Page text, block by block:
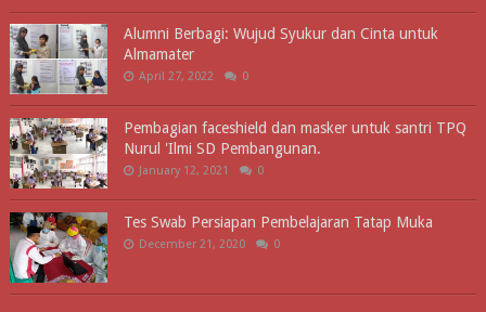
Alumni Berbagi: Wujud Syukur dan Cinta untuk
Almamater
April 27, 2022 0
Pembagian faceshield dan masker untuk santri TPQ
Nurul 'Ilmi SD Pembangunan.
January 12, 2021 0
Tes Swab Persiapan Pembelajaran Tatap Muka
December 21, 2020 0